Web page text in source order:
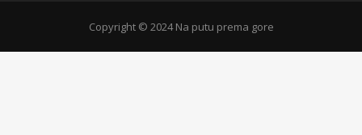
Copyright © 2024 Na putu prema gore